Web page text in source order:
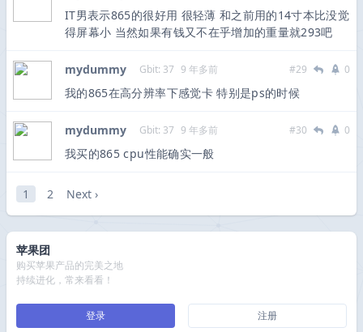
IT男表示865的很好用 很轻薄 和之前用的14寸本比没觉
得屏幕小 当然如果有钱又不在乎增加的重量就293吧
mydummy Gbit: 37 9 年多前 #29 0
我的865在高分辨率下感觉卡 特别是ps的时候
mydummy Gbit: 37 9 年多前 #30 0
我买的865 cpu性能确实一般
1 2 Next ›
苹果团
购买苹果产品的完美之地
持续进化，常来看看！
登录 注册